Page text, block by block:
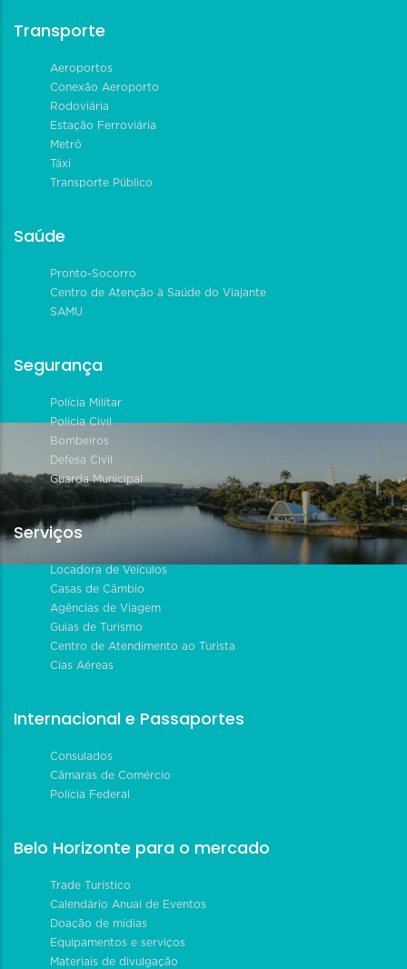
Transporte
Aeroportos
Conexão Aeroporto
Rodoviária
Estação Ferroviária
Metrô
Táxi
Transporte Público
Saúde
Pronto-Socorro
Centro de Atenção à Saúde do Viajante
SAMU
Segurança
Polícia Militar
Polícia Civil
Bombeiros
Defesa Civil
Guarda Municipal
Serviços
Locadora de Veículos
Casas de Câmbio
Agências de Viagem
Guias de Turismo
Centro de Atendimento ao Turista
Cias Aéreas
Internacional e Passaportes
Consulados
Câmaras de Comércio
Polícia Federal
Belo Horizonte para o mercado
Trade Turístico
Calendário Anual de Eventos
Doação de mídias
Equipamentos e serviços
Materiais de divulgação